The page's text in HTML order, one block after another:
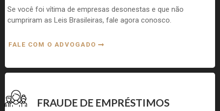
Se você foi vítima de empresas desonestas e que não
cumpriram as Leis Brasileiras, fale agora conosco.
FALE COM O ADVOGADO
FRAUDE DE EMPRÉSTIMOS